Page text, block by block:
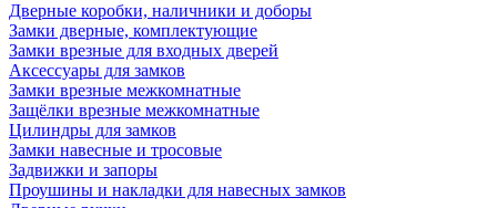
Дверные коробки, наличники и доборы
Замки дверные, комплектующие
Замки врезные для входных дверей
Аксессуары для замков
Замки врезные межкомнатные
Защёлки врезные межкомнатные
Цилиндры для замков
Замки навесные и тросовые
Задвижки и запоры
Проушины и накладки для навесных замков